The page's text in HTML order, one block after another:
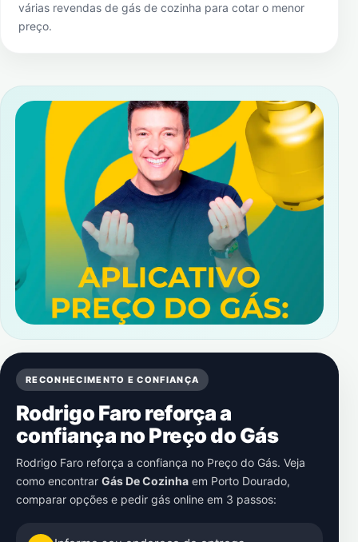
várias revendas de gás de cozinha para cotar o menor
preço.
RECONHECIMENTO E CONFIANÇA
Rodrigo Faro reforça a
confiança no Preço do Gás
Rodrigo Faro reforça a confiança no Preço do Gás. Veja
como encontrar Gás De Cozinha em Porto Dourado,
comparar opções e pedir gás online em 3 passos: